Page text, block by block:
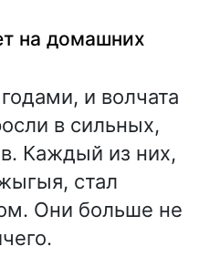
на домашних
и волчата
в сильных,
Каждый из них,
стал
Они больше не